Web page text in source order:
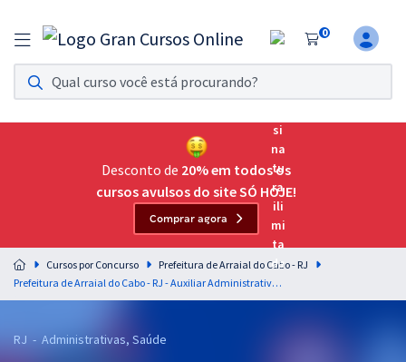
0
Assinatura Ilimitada 11
Acesso a todos os cursos. Teste grátis por 7 dias!
Assinatura OAB Até Passar
Acesso ilimitado a toda preparação para o Exame da
Residências Multiprofissionais
Preparação completa e intensiva para as principais
residências em saúde do Brasil
Desconto de 20% em todos os
cursos avulsos do site SÓ HOJE!
Comprar agora
Cursos por Concurso
Prefeitura de Arraial do Cabo - RJ
Prefeitura de Arraial do Cabo - RJ - Auxiliar Administrativo (Pós-Edital)
RJ - Administrativas, Saúde